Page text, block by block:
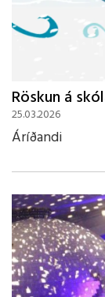
Röskun á
25.03.2026
Áríðandi